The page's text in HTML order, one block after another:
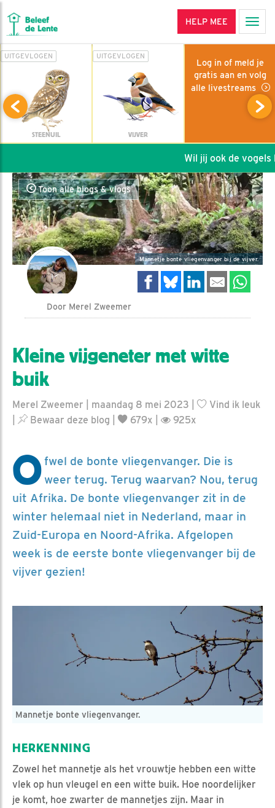
HELP MEE
UITGEVLOGEN
STEENUIL
UITGEVLOGEN
VIJVER
Log in of meld je
gratis aan en volg
alle livestreams
Wil jij ook de vogels
Toon alle blogs & vlogs
Mannetje bonte vliegenvanger bij de vijver.
Door Merel Zweemer
Kleine vijgeneter met witte
buik
Merel Zweemer | maandag 8 mei 2023 |
Vind ik leuk
Bewaar deze blog 679x | 925x
Ofwel de bonte vliegenvanger. Die is
weer terug. Terug waarvan? Nou, terug
uit Afrika. De bonte vliegenvanger zit in de
winter helemaal niet in Nederland, maar in
Zuid-Europa en Noord-Afrika. Afgelopen
week is de eerste bonte vliegenvanger bij de
vijver gezien!
Mannetje bonte vliegenvanger.
HERKENNING
Zowel het mannetje als het vrouwtje hebben een witte
vlek op hun vleugel en een witte buik. Hoe noordelijker
je komt, hoe zwarter de mannetjes zijn. Maar in